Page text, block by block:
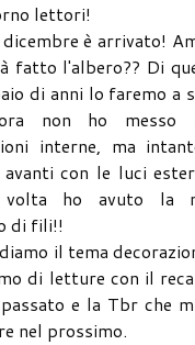
lettori!
dicembre è arrivato!
fatto l'albero?? Di
di anni lo faremo a
non ho messo
interne, ma
con le luci
volta ho avuto la
di fili!!
il tema
di letture con il
e la Tbr che
nel prossimo.